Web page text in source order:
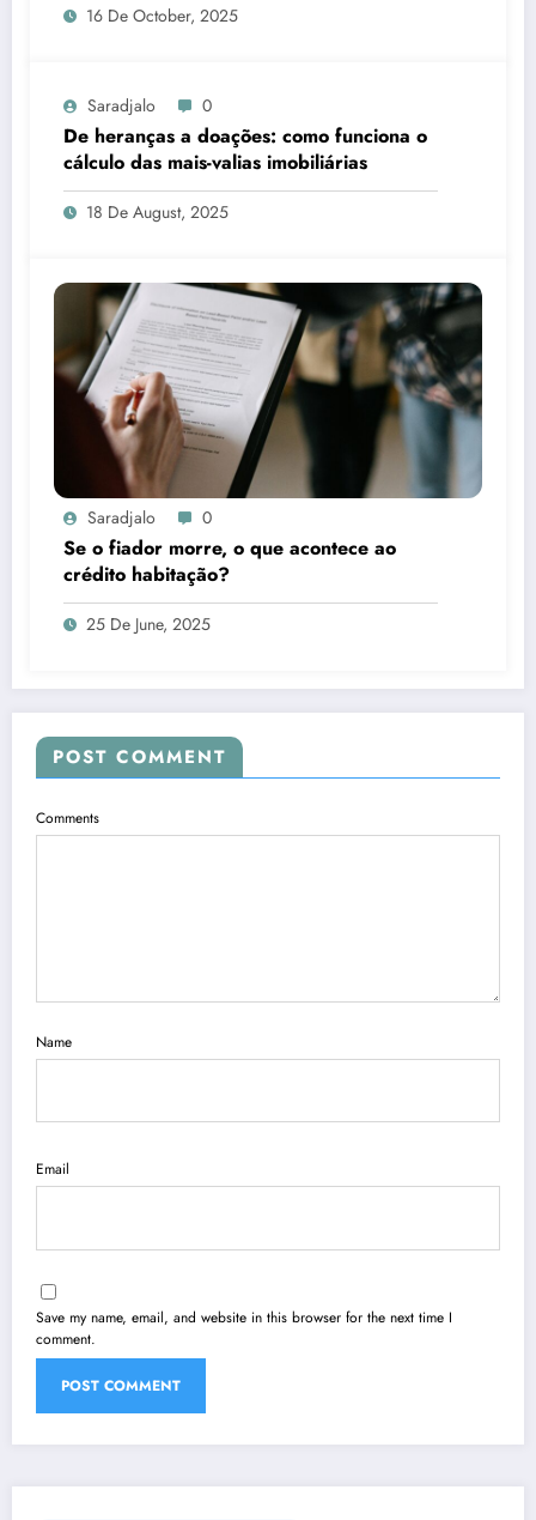
16 De October, 2025
Saradjalo 0
De heranças a doações: como funciona o
cálculo das mais-valias imobiliárias
18 De August, 2025
Saradjalo 0
Se o fiador morre, o que acontece ao
crédito habitação?
25 De June, 2025
POST COMMENT
Comments
Name
Email
Save my name, email, and website in this browser for the next time I
comment.